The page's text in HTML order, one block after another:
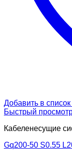
Добавить в
Быстрый
Кабеленесущие
Gq200-50 S0.55